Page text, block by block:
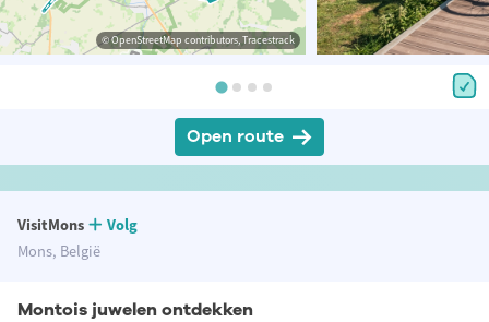
© OpenStreetMap contributors, Tracestrack
Open route
VisitMons
Volg
Mons, België
Montois juwelen ontdekken